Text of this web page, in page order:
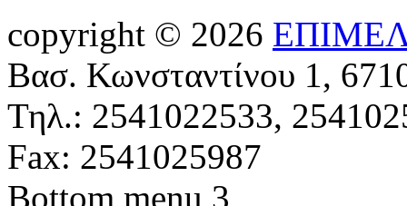
copyright © 2026
Βασ. Κωνσταντίνου 1,
Τηλ.: 2541022533,
Fax: 2541025987
Bottom menu 3